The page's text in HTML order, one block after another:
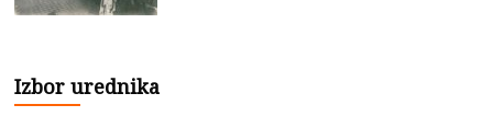
Izbor urednika